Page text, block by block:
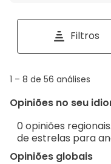
Filtros
1
8
56
análises
1 – 8 de 56 análises
Opiniões no seu
0 opiniões
de estrelas para
Opiniões globais